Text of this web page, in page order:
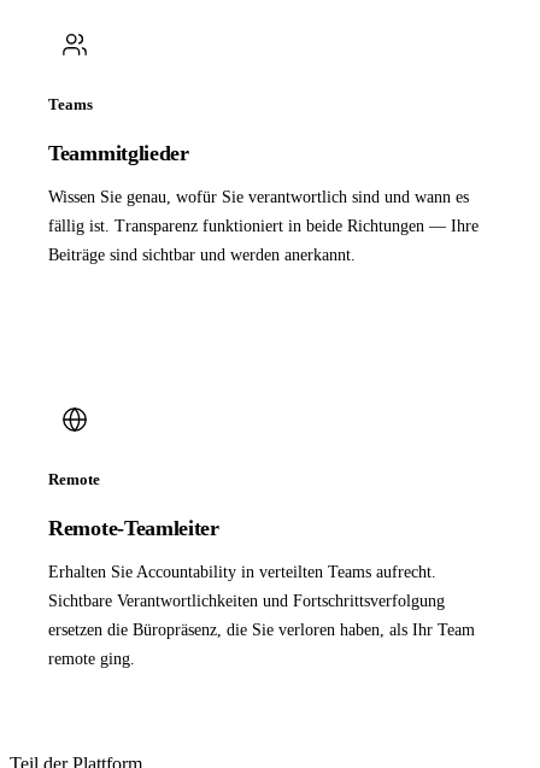
Teams
Teammitglieder
Wissen Sie genau, wofür Sie verantwortlich sind und wann es
fällig ist. Transparenz funktioniert in beide Richtungen — Ihre
Beiträge sind sichtbar und werden anerkannt.
Remote
Remote-Teamleiter
Erhalten Sie Accountability in verteilten Teams aufrecht.
Sichtbare Verantwortlichkeiten und Fortschrittsverfolgung
ersetzen die Büropräsenz, die Sie verloren haben, als Ihr Team
remote ging.
Teil der Plattform